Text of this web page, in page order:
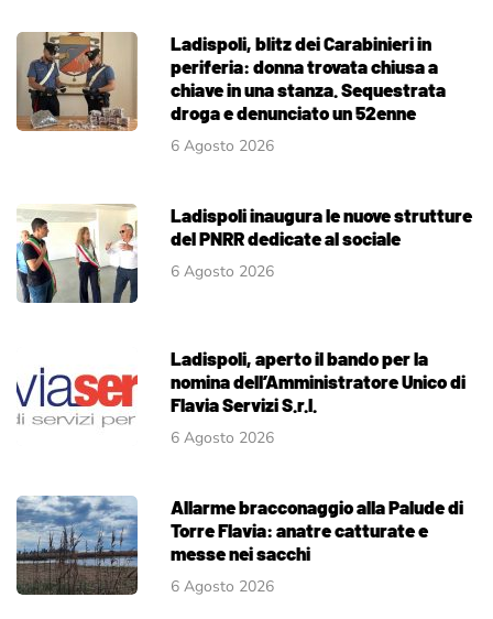
Ladispoli, blitz dei Carabinieri in
periferia: donna trovata chiusa a
chiave in una stanza. Sequestrata
droga e denunciato un 52enne
6 Agosto 2026
Ladispoli inaugura le nuove strutture
del PNRR dedicate al sociale
6 Agosto 2026
Ladispoli, aperto il bando per la
nomina dell’Amministratore Unico di
Flavia Servizi S.r.l.
6 Agosto 2026
Allarme bracconaggio alla Palude di
Torre Flavia: anatre catturate e
messe nei sacchi
6 Agosto 2026